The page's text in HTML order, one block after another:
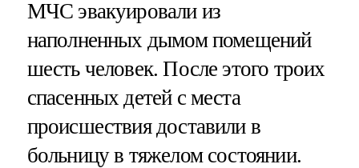
МЧС эвакуировали из
наполненных дымом помещений
шесть человек. После этого троих
спасенных детей с места
происшествия доставили в
больницу в тяжелом состоянии.